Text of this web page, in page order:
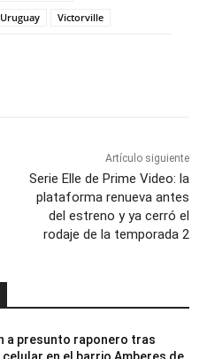
Uruguay Victorville
Artículo siguiente
Serie Elle de Prime Video: la
plataforma renueva antes
del estreno y ya cerró el
rodaje de la temporada 2
a presunto raponero tras
celular en el barrio Amberes de